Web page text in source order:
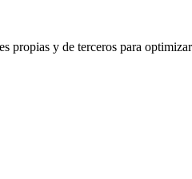
propias y de terceros para